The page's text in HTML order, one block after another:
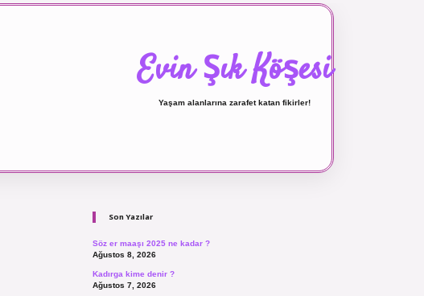
Evin Şık Köşesi
Yaşam alanlarına zarafet katan fikirler!
Son Yazılar
Söz er maaşı 2025 ne kadar ?
Ağustos 8, 2026
Kadırga kime denir ?
Ağustos 7, 2026